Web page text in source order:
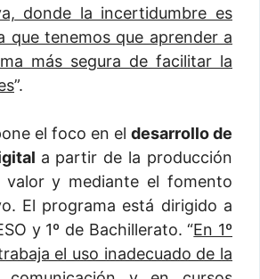
donde la incertidumbre es
que tenemos que aprender a
más segura de facilitar la
”.
el foco en el desarrollo de
a partir de la producción
valor y mediante el fomento
El programa está dirigido a
y 1º de Bachillerato. “En 1º
el uso inadecuado de la